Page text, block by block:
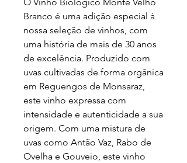
O Vinho Biológico Monte Velho
Branco é uma adição especial à
nossa seleção de vinhos, com
uma história de mais de 30 anos
de excelência. Produzido com
uvas cultivadas de forma orgânica
em Reguengos de Monsaraz,
este vinho expressa com
intensidade e autenticidade a sua
origem. Com uma mistura de
uvas como Antão Vaz, Rabo de
Ovelha e Gouveio, este vinho